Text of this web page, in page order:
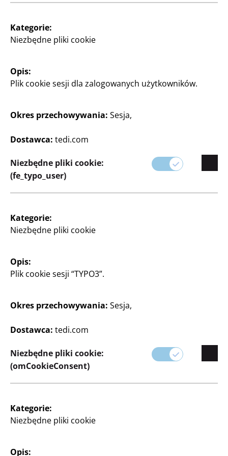
Majsterkowanie oraz
Rękodzieło
20 g, złote, srebrne, za
250 zł/kg
5
Rękodzieło
20 g, kolorowa mieszanka
250 zł/Kg
Majsterkowanie oraz
Rękodzieło
w różnych wzorach
5
Litery w zestawie
Majsterkowanie oraz
Naklejki
Kategorie:
Niezbędne pliki cookie
Opis:
Plik cookie sesji dla zalogowanych użytkowników.
Okres przechowywania: Sesja,
Dostawca: tedi.com
Niezbędne pliki cookie:
(fe_typo_user)
Kategorie:
Niezbędne pliki cookie
Opis:
Plik cookie sesji “TYPO3”.
Okres przechowywania: Sesja,
Dostawca: tedi.com
Niezbędne pliki cookie:
(omCookieConsent)
Kategorie:
Niezbędne pliki cookie
Opis: